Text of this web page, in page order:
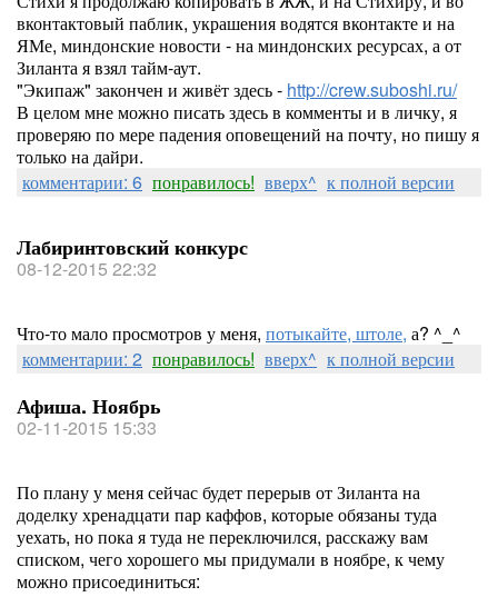
вконтактовый паблик, украшения водятся вконтакте и на
ЯМе, миндонские новости - на миндонских ресурсах, а от
Зиланта я взял тайм-аут.
"Экипаж" закончен и живёт здесь - http://crew.suboshi.ru/
В целом мне можно писать здесь в комменты и в личку, я
проверяю по мере падения оповещений на почту, но пишу я
только на дайри.
комментарии: 6 понравилось! вверх^ к полной версии
Лабиринтовский конкурс
08-12-2015 22:32
Что-то мало просмотров у меня, потыкайте, штоле, а? ^_^
комментарии: 2 понравилось! вверх^ к полной версии
Афиша. Ноябрь
02-11-2015 15:33
По плану у меня сейчас будет перерыв от Зиланта на
доделку хренадцати пар каффов, которые обязаны туда
уехать, но пока я туда не переключился, расскажу вам
списком, чего хорошего мы придумали в ноябре, к чему
можно присоединиться: